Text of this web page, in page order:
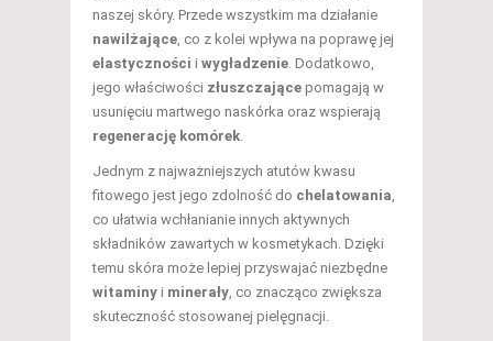
naszej skóry. Przede wszystkim ma działanie
nawilżające , co z kolei wpływa na poprawę jej
elastyczności i wygładzenie . Dodatkowo,
jego właściwości złuszczające pomagają w
usunięciu martwego naskórka oraz wspierają
regenerację komórek
Jednym z najważniejszych atutów kwasu
fitowego jest jego zdolność do chelatowania
co ułatwia wchłanianie innych aktywnych
składników zawartych w kosmetykach. Dzięki
temu skóra może lepiej przyswajać niezbędne
witaminy i minerały , co znacząco zwiększa
skuteczność stosowanej pielęgnacji.